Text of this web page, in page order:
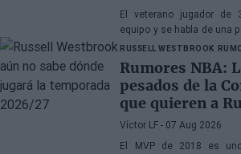
El veterano jugador de
equipo y se habla de una
Raptors o San Antonio
Nuggets también forma
RUSSELL WESTBROOK
Rumores NBA:
pesados de la
que quieren a
Westbrook
Víctor LF - 07 Aug 2026
El MVP de 2018 es